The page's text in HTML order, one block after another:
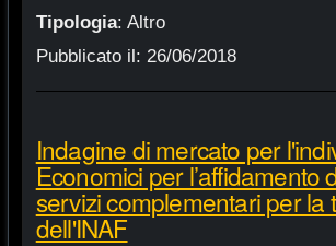
Tipologia: Altro
Pubblicato il: 26/06/2018
Indagine di mercato per
Economici per
servizi complementari per la
dell'INAF